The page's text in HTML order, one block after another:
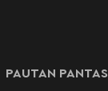
PAUTAN PANTAS